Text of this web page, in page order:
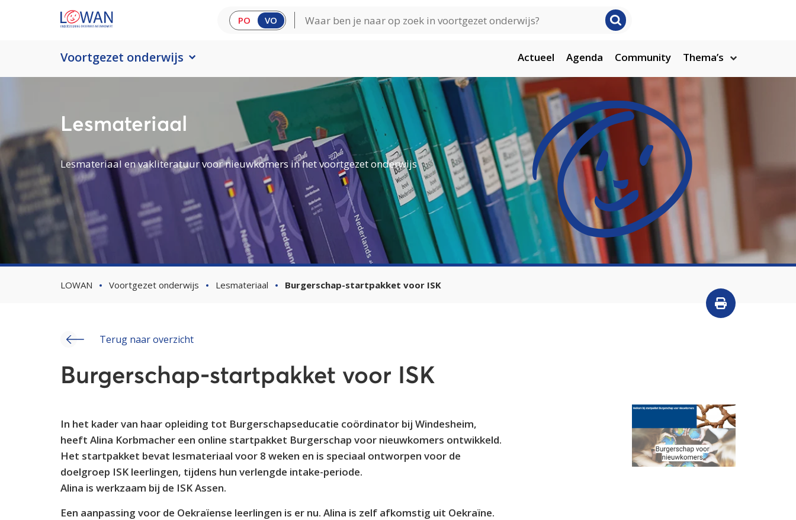
PO VO
Voortgezet onderwijs Actueel Agenda Community Thema’s
Lesmateriaal
Lesmateriaal en vakliteratuur voor nieuwkomers in het voortgezet onderwijs
LOWAN Voortgezet onderwijs Lesmateriaal Burgerschap-startpakket voor ISK
Terug naar overzicht
Burgerschap-startpakket voor ISK
In het kader van haar opleiding tot Burgerschapseducatie coördinator bij Windesheim,
heeft Alina Korbmacher een online startpakket Burgerschap voor nieuwkomers ontwikkeld.
Het startpakket bevat lesmateriaal voor 8 weken en is speciaal ontworpen voor de
doelgroep ISK leerlingen, tijdens hun verlengde intake-periode.
Alina is werkzaam bij de ISK Assen.
Een aanpassing voor de Oekraïense leerlingen is er nu. Alina is zelf afkomstig uit Oekraïne.